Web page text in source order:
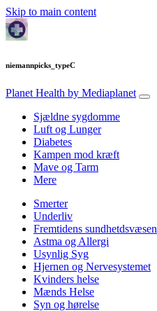
Skip to main content
niemannpicks_typeC
Planet Health by Mediaplanet
Sjældne sygdomme
Luft og Lunger
Diabetes
Kampen mod kræft
Mave og Tarm
Mere
Smerter
Underliv
Fremtidens sundhetdsvæsen
Astma og Allergi
Usynlig Syg
Hjernen og Nervesystemet
Kvinders helse
Mænds Helse
Syn og hørelse